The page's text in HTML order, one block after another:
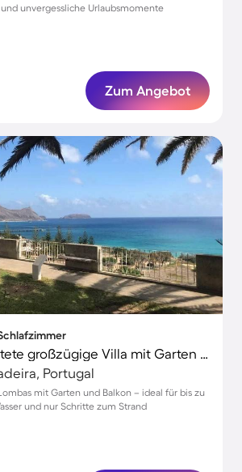
unvergessliche Urlaubsmomente
Zum Angebot
Voll ausgestattete großzügige Villa mit Garten und Terrasse | Strand in der Nähe
Portugal
mit Garten und Balkon – ideal für bis zu
und nur Schritte zum Strand